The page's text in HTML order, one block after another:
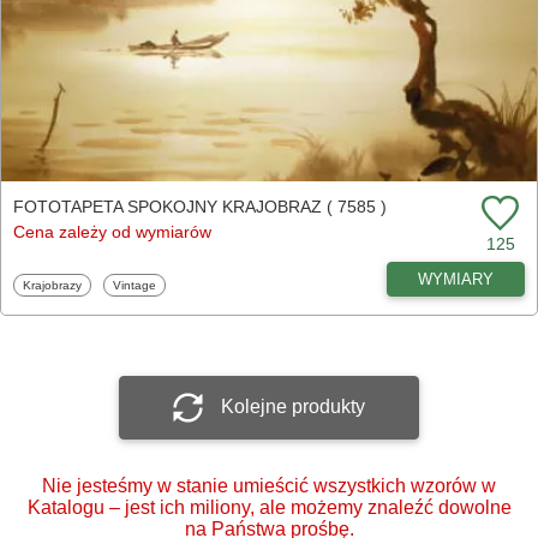
FOTOTAPETA SPOKOJNY KRAJOBRAZ ( 7585 )
Cena zależy od wymiarów
125
Fototapety
Krajobrazy Fototapety
Vintage WYMIARY
Kolejne produkty
Nie jesteśmy w stanie umieścić wszystkich wzorów w
Katalogu – jest ich miliony, ale możemy znaleźć dowolne
na Państwa prośbę.